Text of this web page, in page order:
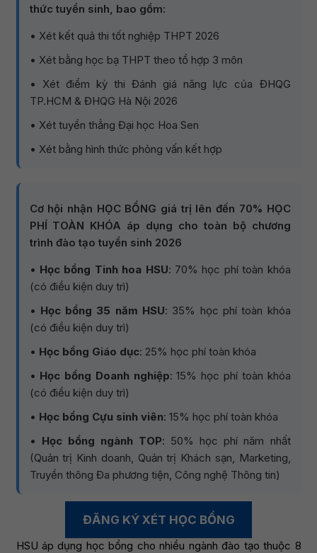
thức tuyển sinh, bao gồm:
• Xét kết quả thi tốt nghiệp THPT 2026
• Xét bằng học bạ THPT theo tổ hợp 3 môn
• Xét điểm kỳ thi Đánh giá năng lực của ĐHQG
TP.HCM & ĐHQG Hà Nội 2026
• Xét tuyển thẳng Đại học Hoa Sen
• Xét bằng hình thức phỏng vấn kết hợp
Cơ hội nhận HỌC BỔNG giá trị lên đến 70% HỌC
PHÍ TOÀN KHÓA áp dụng cho toàn bộ chương
trình đào tạo tuyển sinh 2026
• Học bổng Tinh hoa HSU: 70% học phí toàn khóa
(có điều kiện duy trì)
• Học bổng 35 năm HSU: 35% học phí toàn khóa
(có điều kiện duy trì)
• Học bổng Giáo dục: 25% học phí toàn khóa
• Học bổng Doanh nghiệp: 15% học phí toàn khóa
(có điều kiện duy trì)
• Học bổng Cựu sinh viên: 15% học phí toàn khóa
• Học bổng ngành TOP: 50% học phí năm nhất
(Quản trị Kinh doanh, Quản trị Khách sạn, Marketing,
Truyền thông Đa phương tiện, Công nghệ Thông tin)
ĐĂNG KÝ XÉT HỌC BỔNG
HSU áp dụng học bổng cho nhiều ngành đào tạo thuộc 8